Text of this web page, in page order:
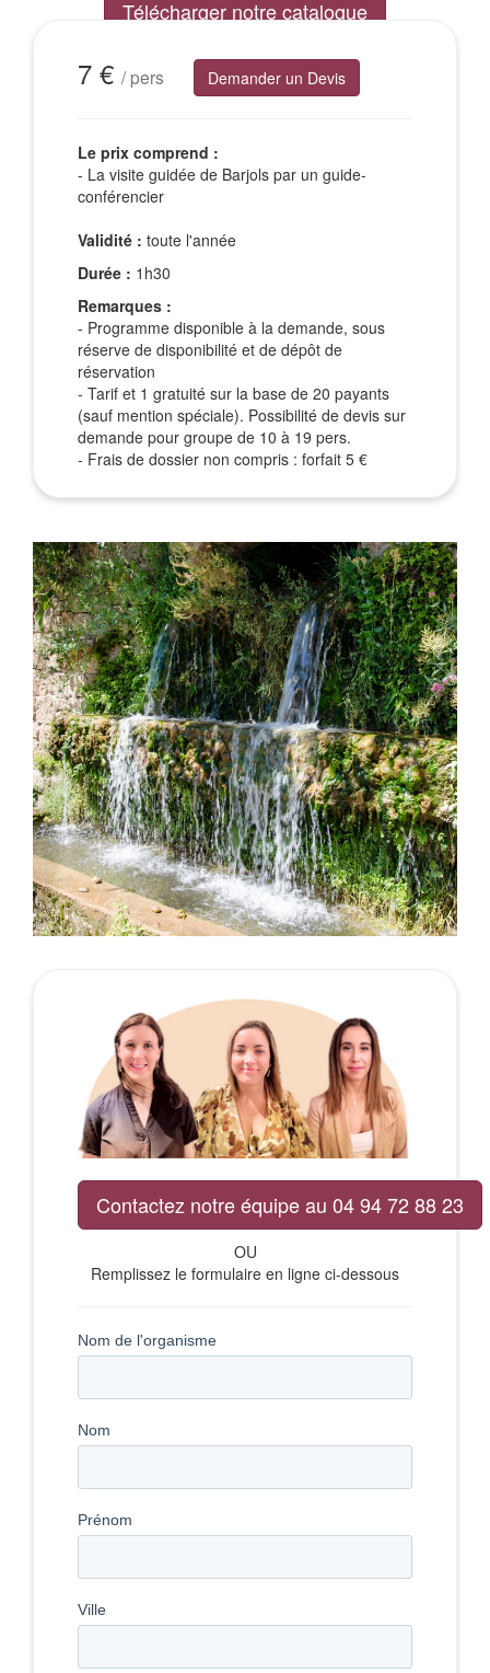
Télécharger notre catalogue
7 € / pers Demander un Devis
Le prix comprend :
- La visite guidée de Barjols par un guide-
conférencier
Validité : toute l'année
Durée : 1h30
Remarques :
- Programme disponible à la demande, sous
réserve de disponibilité et de dépôt de
réservation
- Tarif et 1 gratuité sur la base de 20 payants
(sauf mention spéciale). Possibilité de devis sur
demande pour groupe de 10 à 19 pers.
- Frais de dossier non compris : forfait 5 €
Contactez notre équipe au 04 94 72 88 23
OU
Remplissez le formulaire en ligne ci-dessous